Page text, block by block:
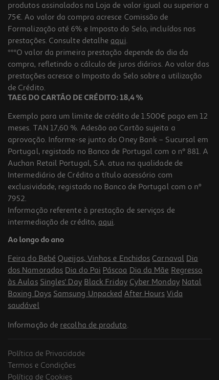
4.3
Massa Koka Instantânea Aroma Carne 85g
11.65 €/Kg
0,99 €
Massa Koka Instantânea Aroma Masala 85g
11.65 €/Kg
0,99 €
produtos assinalados na Loja de valor igual ou superior a
75€. Ao valor da compra acresce Comissão de
Formalização até 6% e Imposto do Selo, incluídos nas
prestações. Consulte detalhe aqui.
***O valor da primeira prestação depende do dia da
compra, refletindo o cálculo de juros diários. Ao valor das
prestações acresce o Imposto do Selo sobre a utilização
de Crédito.
TAEG DO CARTÃO DE CRÉDITO: 18,4 %
Exemplo para um limite de crédito de 1.500€ pago em 12
meses. TAN 17,60 %. Adesão ao Cartão sujeita a
aprovação. Informe-se junto do Oney Bank – Sucursal em
Portugal, registado no Banco de Portugal com o nº 881. A
Auchan Retail Portugal, S.A. atua na qualidade de
Intermediário de Crédito a título acessório com
exclusividade, registado no Banco de Portugal com o nº
7952.
Informação referente à prestação de serviços de
intermediação de crédito, aqui.
Ao longo do ano
Feira do Bebé Queijos, Vinhos e Enchidos Carnaval Dia
dos Namorados Dia do Pai Páscoa Dia da Mãe Regresso
às Aulas Singles' Day Black Friday Cyber Monday Natal
Boxing Days Samsung Unpacked After Hours Vida
saudável
Informação de recolha de produto.
Política de Privacidade
Termos e Condições
Política de Cookies